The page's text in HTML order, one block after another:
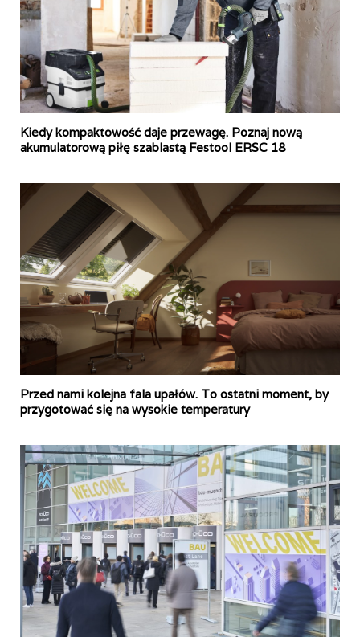
Kiedy kompaktowość daje przewagę. Poznaj nową
akumulatorową piłę szablastą Festool ERSC 18
Przed nami kolejna fala upałów. To ostatni moment, by
przygotować się na wysokie temperatury